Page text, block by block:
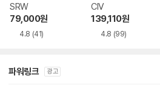
SRW
79,000원
4.8 (41)
CIV
139,110원
4.8 (99)
파워링크 광고